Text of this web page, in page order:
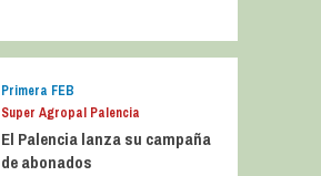
Primera FEB
Super Agropal Palencia
El Palencia lanza su campaña
de abonados